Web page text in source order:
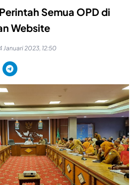
Semua OPD di
Website
Januari 2023, 12:50